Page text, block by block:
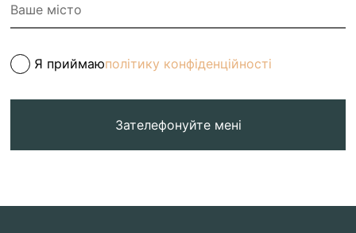
Я приймаюполітику конфіденційності
Зателефонуйте мені